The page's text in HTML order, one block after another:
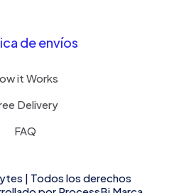
de envíos
it Works
Delivery
FAQ
| Todos los derechos